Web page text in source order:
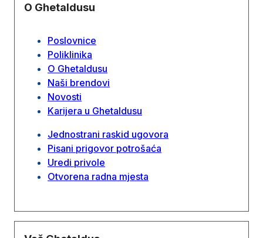
O Ghetaldusu
Poslovnice
Poliklinika
O Ghetaldusu
Naši brendovi
Novosti
Karijera u Ghetaldusu
Jednostrani raskid ugovora
Pisani prigovor potrošaća
Uredi privole
Otvorena radna mjesta